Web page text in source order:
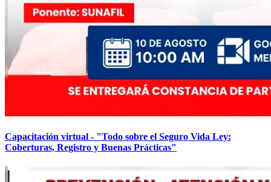
Capacitación virtual - "Todo sobre el Seguro Vida Ley:
Coberturas, Registro y Buenas Prácticas"